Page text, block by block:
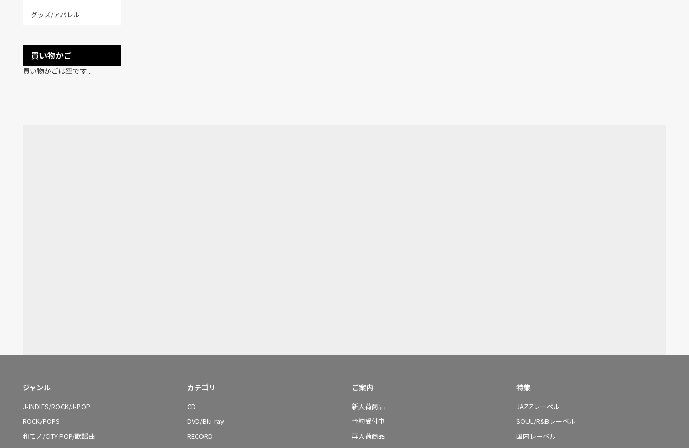
グッズ/アパレル
買い物かご
買い物かごは空です...
ジャンル
J-INDIES/ROCK/J-POP
ROCK/POPS
和モノ/CITY POP/歌謡曲
カテゴリ
CD
DVD/Blu-ray
RECORD
ご案内
新入荷商品
予約受付中
再入荷商品
特集
JAZZレーベル
SOUL/R&Bレーベル
国内レーベル